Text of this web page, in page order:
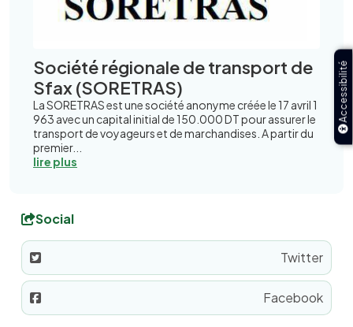
Accessibilité
Société régionale de transport de
Sfax (SORETRAS)
La SORETRAS est une société anonyme créée le 17 avril 1
963 avec un capital initial de 150.000 DT pour assurer le
transport de voyageurs et de marchandises. A partir du
premier...
lire plus
Social
Twitter
Facebook